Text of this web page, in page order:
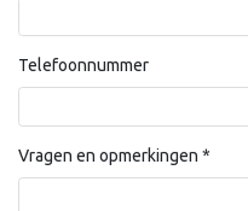
Telefoonnummer
Vragen en opmerkingen *